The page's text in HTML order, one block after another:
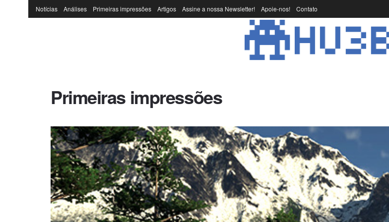
Notícias Análises Primeiras impressões Artigos Assine a nossa Newsletter! Apoie-nos! Contato
Primeiras impressões